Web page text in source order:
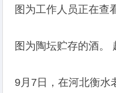
图为工作人员正在查
图为陶坛贮存的酒。
9月7日，在河北衡水